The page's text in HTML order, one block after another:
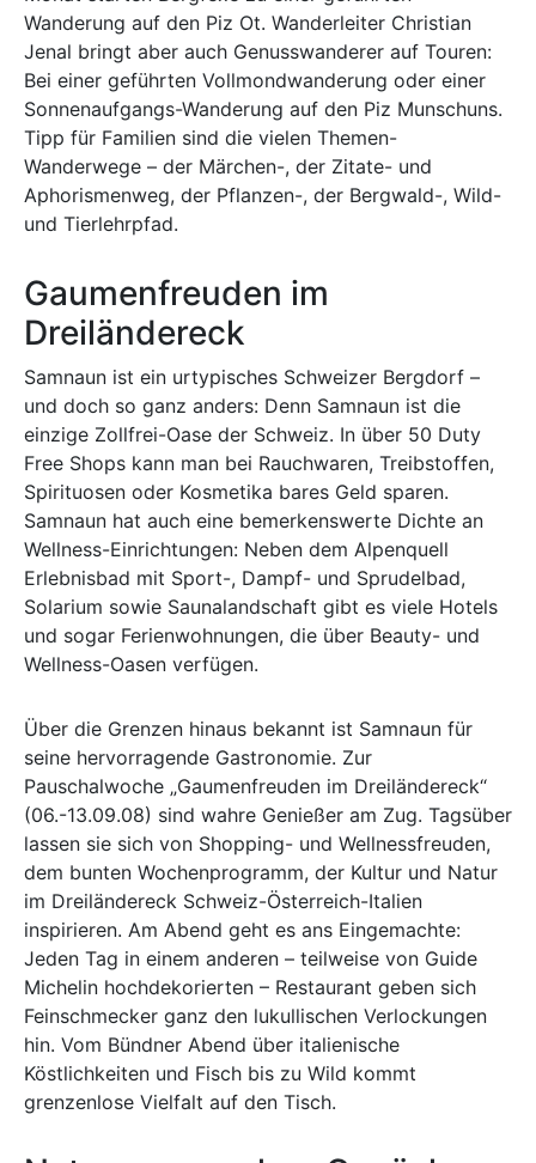
Wanderung auf den Piz Ot. Wanderleiter Christian
Jenal bringt aber auch Genusswanderer auf Touren:
Bei einer geführten Vollmondwanderung oder einer
Sonnenaufgangs-Wanderung auf den Piz Munschuns.
Tipp für Familien sind die vielen Themen-
Wanderwege – der Märchen-, der Zitate- und
Aphorismenweg, der Pflanzen-, der Bergwald-, Wild-
und Tierlehrpfad.
Gaumenfreuden im
Dreiländereck
Samnaun ist ein urtypisches Schweizer Bergdorf –
und doch so ganz anders: Denn Samnaun ist die
einzige Zollfrei-Oase der Schweiz. In über 50 Duty
Free Shops kann man bei Rauchwaren, Treibstoffen,
Spirituosen oder Kosmetika bares Geld sparen.
Samnaun hat auch eine bemerkenswerte Dichte an
Wellness-Einrichtungen: Neben dem Alpenquell
Erlebnisbad mit Sport-, Dampf- und Sprudelbad,
Solarium sowie Saunalandschaft gibt es viele Hotels
und sogar Ferienwohnungen, die über Beauty- und
Wellness-Oasen verfügen.
Über die Grenzen hinaus bekannt ist Samnaun für
seine hervorragende Gastronomie. Zur
Pauschalwoche „Gaumenfreuden im Dreiländereck“
(06.-13.09.08) sind wahre Genießer am Zug. Tagsüber
lassen sie sich von Shopping- und Wellnessfreuden,
dem bunten Wochenprogramm, der Kultur und Natur
im Dreiländereck Schweiz-Österreich-Italien
inspirieren. Am Abend geht es ans Eingemachte:
Jeden Tag in einem anderen – teilweise von Guide
Michelin hochdekorierten – Restaurant geben sich
Feinschmecker ganz den lukullischen Verlockungen
hin. Vom Bündner Abend über italienische
Köstlichkeiten und Fisch bis zu Wild kommt
grenzenlose Vielfalt auf den Tisch.